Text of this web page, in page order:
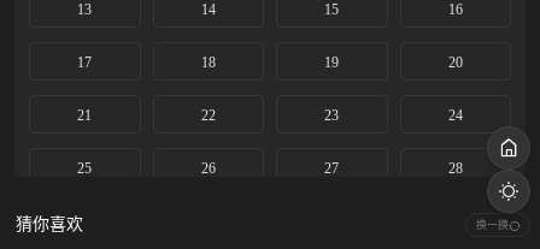
13 14 15 16
17 18 19 20
21 22 23 24
25 26 27 28
29
猜你喜欢 换一换